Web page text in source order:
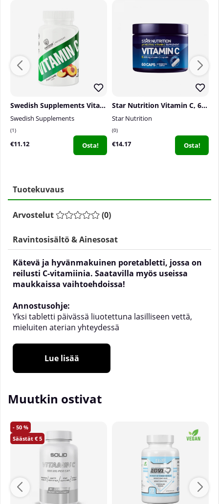
Swedish Supplements Vitamin C, 100 tabs
Swedish Supplements
1
€11.12 Osta!
Star Nutrition Vitamin C, 60 caps
Star Nutrition
0
€14.17 Osta!
Tuotekuvaus
Arvostelut (0)
Ravintosisältö & Ainesosat
Kätevä ja hyvänmakuinen poretabletti, jossa on
reilusti C-vitamiinia. Saatavilla myös useissa
maukkaissa vaihtoehdoissa!
Annostusohje:
Yksi tabletti päivässä liuotettuna lasilliseen vettä,
mieluiten aterian yhteydessä
Lue lisää
Muutkin ostivat
50
5